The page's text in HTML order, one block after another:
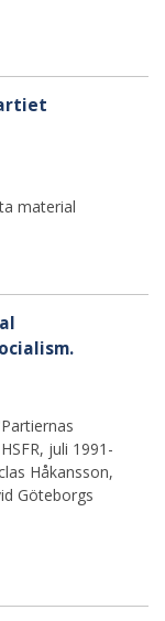
material
juli 1991-
Håkansson,
Göteborgs